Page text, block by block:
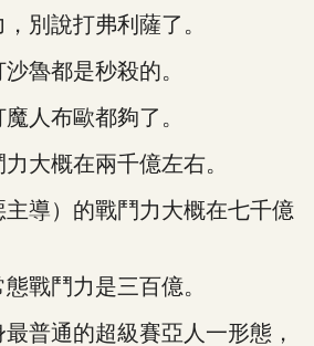
說打弗利薩了。
都是秒殺的。
布歐都夠了。
概在兩千億左右。
導）的戰鬥力大概在七千億
鬥力是三百億。
通的超級賽亞人一形態，